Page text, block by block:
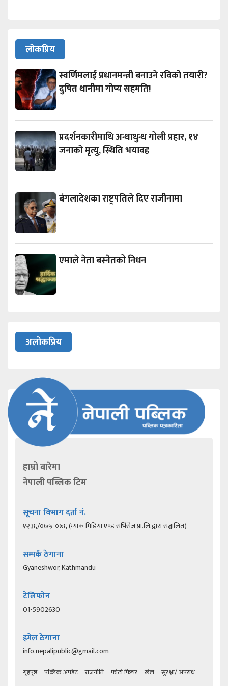
लोकप्रिय
स्वर्णिमलाई प्रधानमन्त्री बनाउने रविको तयारी?
दुषित थानीमा गोप्य सहमति!
प्रदर्शनकारीमाथि अन्धाधुन्ध गोली प्रहार, १४
जनाको मृत्यु, स्थिति भयावह
बंगलादेशका राष्ट्रपतिले दिए राजीनामा
एमाले नेता बस्नेतको निधन
अलोकप्रिय
हाम्रो बारेमा
नेपाली पब्लिक टिम
सूचना विभाग दर्ता नं.
१२३६/०७५-०७६ (म्याक मिडिया एण्ड सर्भिसेज प्रा.लि.द्वारा सञ्चालित)
सम्पर्क ठेगाना
Gyaneshwor, Kathmandu
टेलिफोन
01-5902630
इमेल ठेगाना
info.nepalipublic@gmail.com
गृहपृष्ठ पब्लिक अपडेट राजनीति फोटो फिचर खेल
सुरक्षा/ अपराध